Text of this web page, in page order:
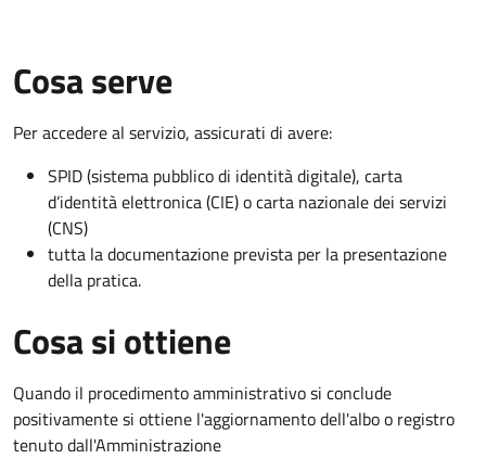
Cosa serve
Per accedere al servizio, assicurati di avere:
SPID (sistema pubblico di identità digitale), carta
d’identità elettronica (CIE) o carta nazionale dei servizi
(CNS)
tutta la documentazione prevista per la presentazione
della pratica.
Cosa si ottiene
Quando il procedimento amministrativo si conclude
positivamente si ottiene l'aggiornamento dell'albo o registro
tenuto dall'Amministrazione